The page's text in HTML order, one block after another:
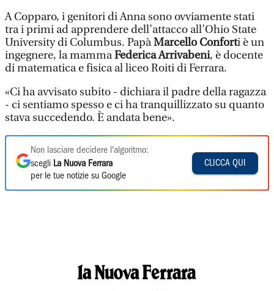
A Copparo, i genitori di Anna sono ovviamente stati
tra i primi ad apprendere dell’attacco all’Ohio State
University di Columbus. PapàMarcello Conforti è un
ingegnere, la mammaFederica Arrivabeni, è docente
di matematica e fisica al liceo Roiti di Ferrara.
«Ci ha avvisato subito - dichiara il padre della ragazza
- ci sentiamo spesso e ci ha tranquillizzato su quanto
stava succedendo. È andata bene».
Non lasciare decidere l'algoritmo:
scegli La Nuova Ferrara
per le tue notizie su Google
CLICCA QUI